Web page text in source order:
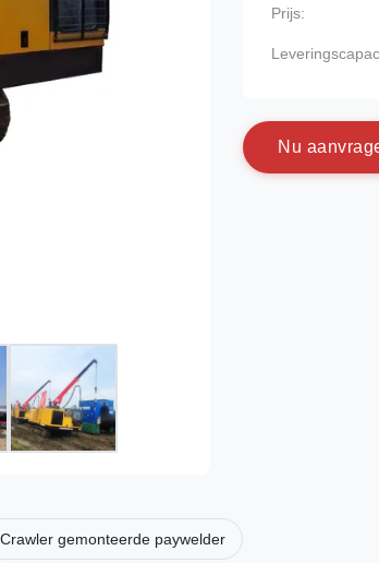
Prijs:
N u aanvrag
Crawler gemonteerde paywelder